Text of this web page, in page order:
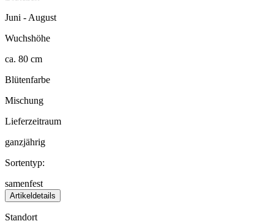
Juni - August
Wuchshöhe
ca. 80 cm
Blütenfarbe
Mischung
Lieferzeitraum
ganzjährig
Sortentyp:
samenfest
Artikeldetails
Standort